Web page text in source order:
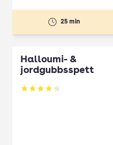
25 min
Halloumi- &
jordgubbsspett
Betyg: 4.3 av 5